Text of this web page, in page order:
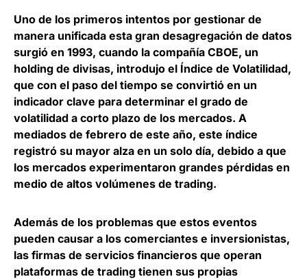
Uno de los primeros intentos por gestionar de
manera unificada esta gran desagregación de datos
surgió en 1993, cuando la compañía CBOE, un
holding de divisas, introdujo el Índice de Volatilidad,
que con el paso del tiempo se convirtió en un
indicador clave para determinar el grado de
volatilidad a corto plazo de los mercados. A
mediados de febrero de este año, este índice
registró su mayor alza en un solo día, debido a que
los mercados experimentaron grandes pérdidas en
medio de altos volúmenes de trading.
Además de los problemas que estos eventos
pueden causar a los comerciantes e inversionistas,
las firmas de servicios financieros que operan
plataformas de trading tienen sus propias